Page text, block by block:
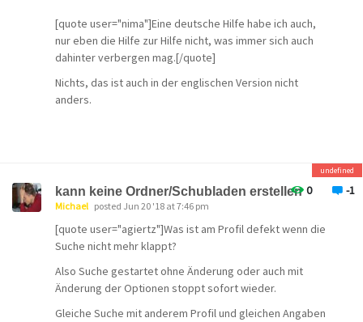
geschlossenem Pegasus. Das ist aber nur für die interne
Darstellung, wenn du eine Mail per Doppelklick in einem
separaten Subfenster öffnest und dann nur
den Anhang klickst.
[quote]Komischerweise kann ich auf zwei Laptops (WIN
Anhänge öffnen.[/quote]
Dann sind die Einstellungen bzgl. MIME-Typen und
Dateiendungen auf den Rechnern unterschiedlich. Für
die externe Darstellung (also
Anhang) verwende ich Microsoft Office Picture Manager.
Kann sein, dass du das von dir verwendete Programm in
Windows erst einmal aufrufen musst, damit das alles
richtig in die Registry eingetragen wird. Evtl. musst du
[quote user="nima"]Eine deutsche Hilfe habe ich auch,
nur eben die Hilfe zur Hilfe nicht, was immer sich auch
dahinter verbergen mag.[/quote]
Nichts, das ist auch in der englischen Version nicht
anders.
0 -1
undefined
kann keine Ordner/Schubladen erstellen
Michael posted Jun 20 '18 at 7:46 pm
[quote user="agiertz"]Was ist am Profil defekt wenn die
Suche nicht mehr klappt?
Also Suche gestartet ohne Änderung oder auch mit
Änderung der Optionen stoppt sofort wieder.
Gleiche Suche mit anderem Profil und gleichen Angaben